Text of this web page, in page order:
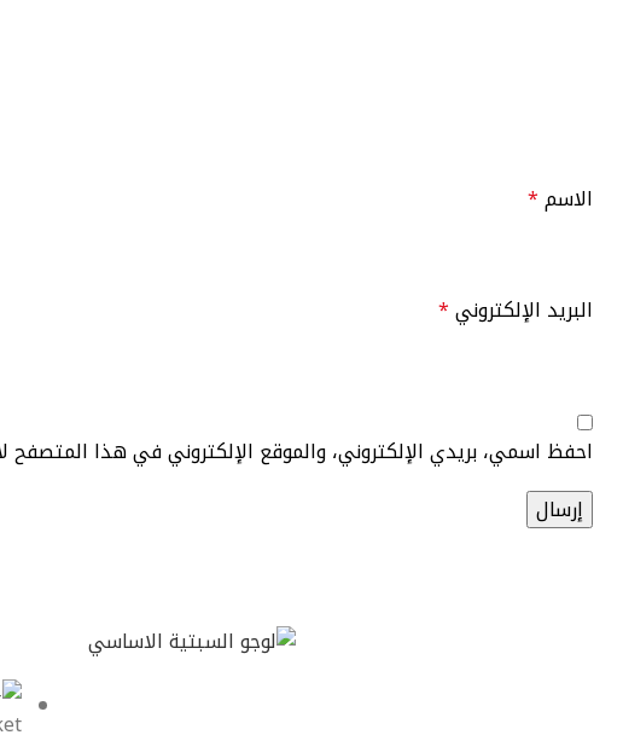
الاسم*
البريد الإلكتروني*
احفظ اسمي، بريدي الإلكتروني، والموقع الإلكتروني في هذا